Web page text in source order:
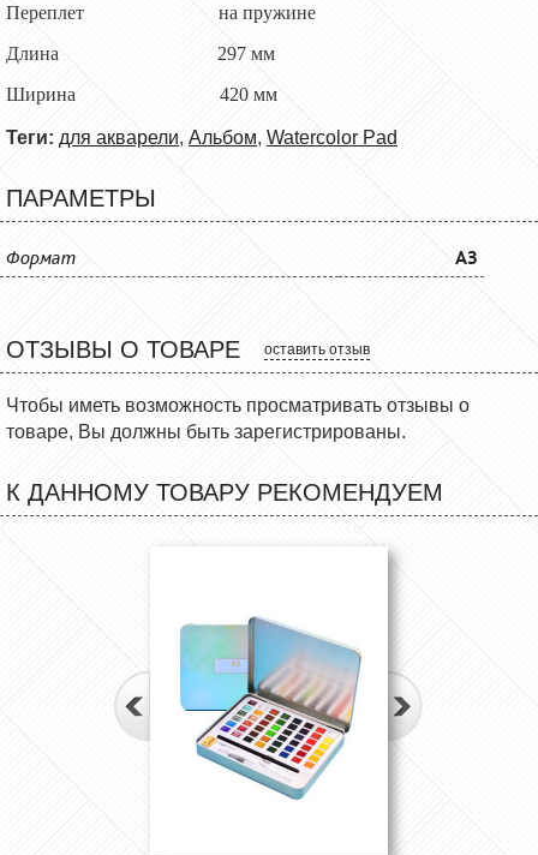
Переплет на пружине
Длина
297 мм
Ширина 420 мм
Теги: для акварели, Альбом, Watercolor Pad
ПАРАМЕТРЫ
Формат A3
ОТЗЫВЫ О ТОВАРЕ оставить отзыв
Чтобы иметь возможность просматривать отзывы о
товаре, Вы должны быть зарегистрированы.
К ДАННОМУ ТОВАРУ РЕКОМЕНДУЕМ